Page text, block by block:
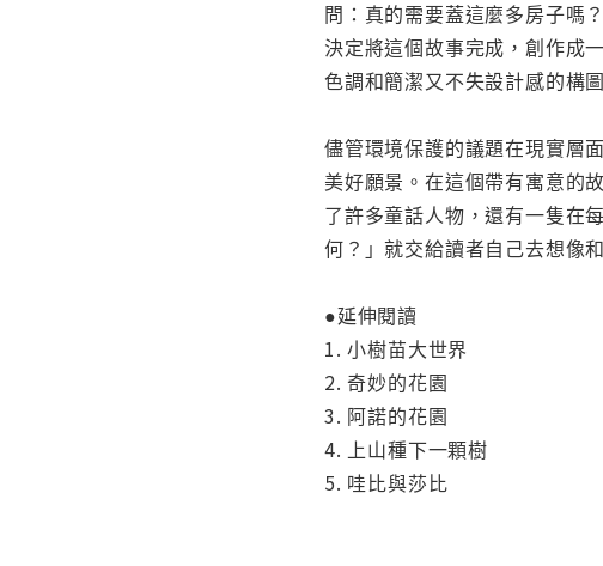
問：真的需要蓋這麼多房子嗎
決定將這個故事完成，創作成
色調和簡潔又不失設計感的構
儘管環境保護的議題在現實層
美好願景。在這個帶有寓意的
了許多童話人物，還有一隻在
何？」就交給讀者自己去想像
●延伸閱讀
1. 小樹苗大世界
2. 奇妙的花園
3. 阿諾的花園
4. 上山種下一顆樹
5. 哇比與莎比